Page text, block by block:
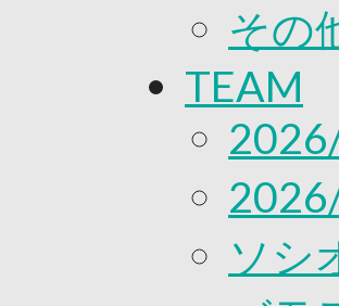
サステナビリ
Web制作支援
応援プロジェ
その
TEAM
ソシ